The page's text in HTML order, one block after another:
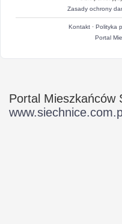
Zasady ochrony
Kontakt· Polityka
Portal
Portal Mieszkańców